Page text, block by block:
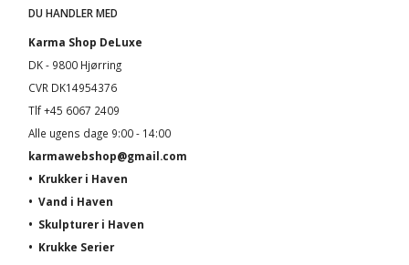
DU HANDLER MED
Karma Shop DeLuxe
DK - 9800 Hjørring
CVR DK14954376
Tlf +45 6067 2409
Alle ugens dage 9:00 - 14:00
karmawebshop@gmail.com
• Krukker i Haven
• Vand i Haven
• Skulpturer i Haven
• Krukke Serier